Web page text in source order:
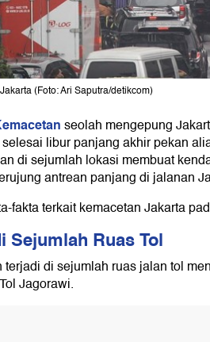
(Foto: Ari Saputra/detikcom)
seolah mengepung
libur panjang akhir pekan
di sejumlah lokasi membuat
antrean panjang di jalanan
fakta terkait kemacetan Jakarta
Sejumlah Ruas Tol
terjadi di sejumlah ruas jalan tol
Jagorawi.